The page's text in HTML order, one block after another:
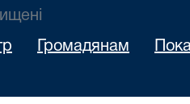
Громадянам